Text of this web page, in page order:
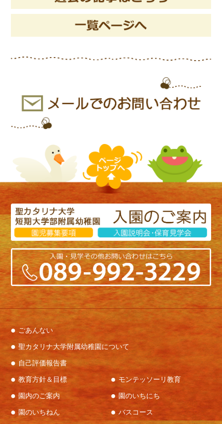
ごあんない
聖カタリナ大学附属幼稚園について
自己評価報告書
教育方針＆目標 モンテッソーリ教育
園内のご案内 園のいちにち
園のいちねん バスコース